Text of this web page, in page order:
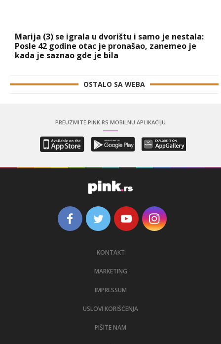
Marija (3) se igrala u dvorištu i samo je nestala:
Posle 42 godine otac je pronašao, zanemeo je
kada je saznao gde je bila
OSTALO SA WEBA
PREUZMITE PINK.RS MOBILNU APLIKACIJU
KONTAKT
MARKETING
IMPRESSUM
USLOVI KORIŠĆENJA
PIŠITE NAM